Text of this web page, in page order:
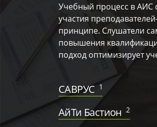
Учебный процесс в АИС
участия
принципе. Слушатели
повышения
подход оптимизирует
САВРУС 1
АйТи Бастион 2